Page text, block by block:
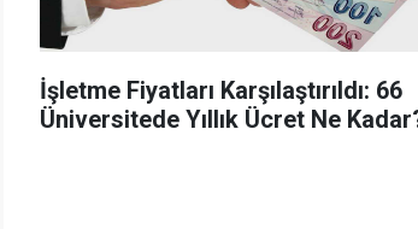
İşletme Fiyatları Karşılaştırıldı: 66
Üniversitede Yıllık Ücret Ne